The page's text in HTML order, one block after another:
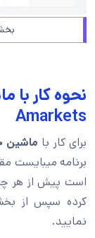
نحوه کار با
Amarkets
برای کار با ماشین
برنامه میبایست
است پیش از هر
کرده سپس از
نمایید.